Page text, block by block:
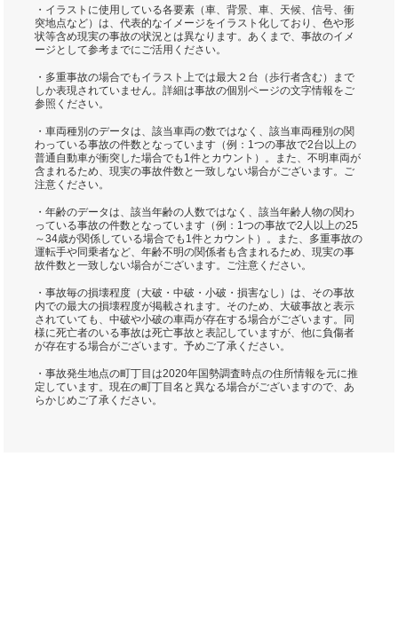
・イラストに使用している各要素（車、背景、車、天候、信号、衝
突地点など）は、代表的なイメージをイラスト化しており、色や形
状等含め現実の事故の状況とは異なります。あくまで、事故のイメ
ージとして参考までにご活用ください。
・多重事故の場合でもイラスト上では最大２台（歩行者含む）まで
しか表現されていません。詳細は事故の個別ページの文字情報をご
参照ください。
・車両種別のデータは、該当車両の数ではなく、該当車両種別の関
わっている事故の件数となっています（例：1つの事故で2台以上の
普通自動車が衝突した場合でも1件とカウント）。また、不明車両が
含まれるため、現実の事故件数と一致しない場合がございます。ご
注意ください。
・年齢のデータは、該当年齢の人数ではなく、該当年齢人物の関わ
っている事故の件数となっています（例：1つの事故で2人以上の25
～34歳が関係している場合でも1件とカウント）。また、多重事故の
運転手や同乗者など、年齢不明の関係者も含まれるため、現実の事
故件数と一致しない場合がございます。ご注意ください。
・事故毎の損壊程度（大破・中破・小破・損害なし）は、その事故
内での最大の損壊程度が掲載されます。そのため、大破事故と表示
されていても、中破や小破の車両が存在する場合がございます。同
様に死亡者のいる事故は死亡事故と表記していますが、他に負傷者
が存在する場合がございます。予めご了承ください。
・事故発生地点の町丁目は2020年国勢調査時点の住所情報を元に推
定しています。現在の町丁目名と異なる場合がございますので、あ
らかじめご了承ください。